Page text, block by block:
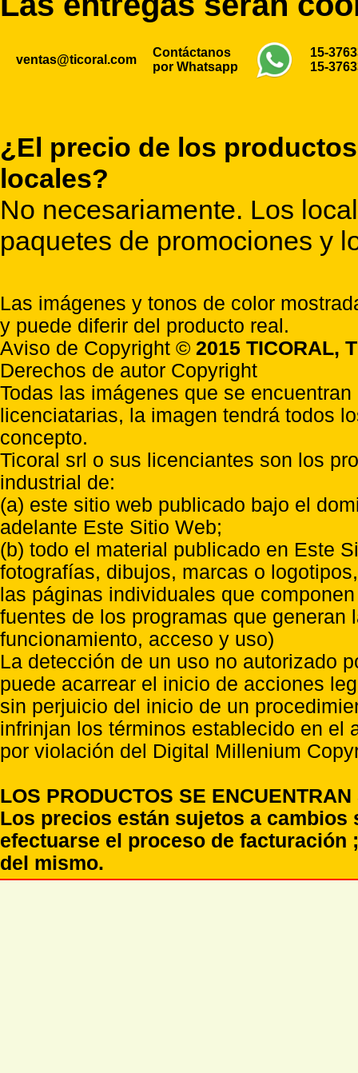
ventas@ticoral.com
Contáctanos
por Whatsapp
15-
15-
¿El precio de los
locales?
No necesariamente. Los
paquetes de promociones y
Las imágenes y tonos de color
y puede diferir del producto real.
Aviso de Copyright © 2015 TICORAL,
Derechos de autor Copyright
Todas las imágenes que se
licenciatarias, la imagen tendrá todos
concepto.
Ticoral srl o sus licenciantes son los
industrial de:
(a) este sitio web publicado bajo el
adelante Este Sitio Web;
(b) todo el material publicado en Este
fotografías, dibujos, marcas o
las páginas individuales que
fuentes de los programas que
funcionamiento, acceso y uso)
La detección de un uso no autorizado
puede acarrear el inicio de acciones
sin perjuicio del inicio de un
infrinjan los términos establecido en el
por violación del Digital Millenium
LOS PRODUCTOS SE
Los precios están sujetos a
efectuarse el proceso de
del mismo.